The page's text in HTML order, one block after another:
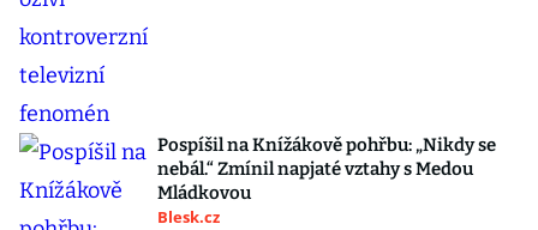
Pospíšil na Knížákově pohřbu: „Nikdy se
nebál.“ Zmínil napjaté vztahy s Medou
Mládkovou
Blesk.cz